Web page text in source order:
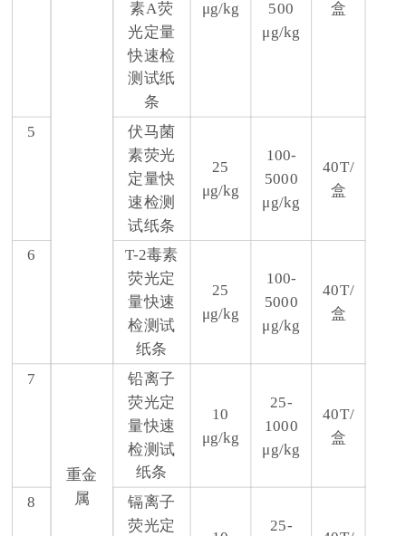
素A荧
光定量
快速检
测试纸
条
μg/kg
500
μg/kg
盒
5 伏马菌
素荧光
定量快
速检测
试纸条
25
μg/kg
100-
5000
μg/kg
40T/
盒
6 T-2毒素
荧光定
量快速
检测试
纸条
25
μg/kg
100-
5000
μg/kg
40T/
盒
7
重金
属
铅离子
荧光定
量快速
检测试
纸条
10
μg/kg
25-
1000
μg/kg
40T/
盒
8
镉离子
荧光定
25-